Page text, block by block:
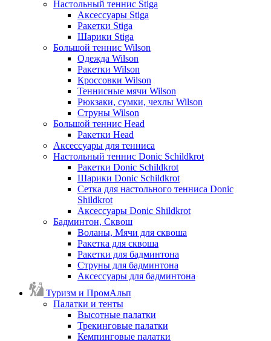
Настольный теннис Stiga
Аксессуары Stiga
Ракетки Stiga
Шарики Stiga
Большой теннис Wilson
Одежда Wilson
Ракетки Wilson
Кроссовки Wilson
Теннисные мячи Wilson
Рюкзаки, сумки, чехлы Wilson
Струны Wilson
Большой теннис Head
Ракетки Head
Аксессуары для тенниса
Настольный теннис Donic Schildkrot
Ракетки Donic Schildkrot
Шарики Donic Schildkrot
Сетка для настольного тенниса Donic
Shildkrot
Аксессуары Donic Shildkrot
Бадминтон, Сквош
Воланы, Мячи для сквоша
Ракетка для сквоша
Ракетки для бадминтона
Струны для бадминтона
Аксессуары для бадминтона
Туризм и ПромАльп
Палатки и тенты
Высотные палатки
Трекинговые палатки
Кемпинговые палатки